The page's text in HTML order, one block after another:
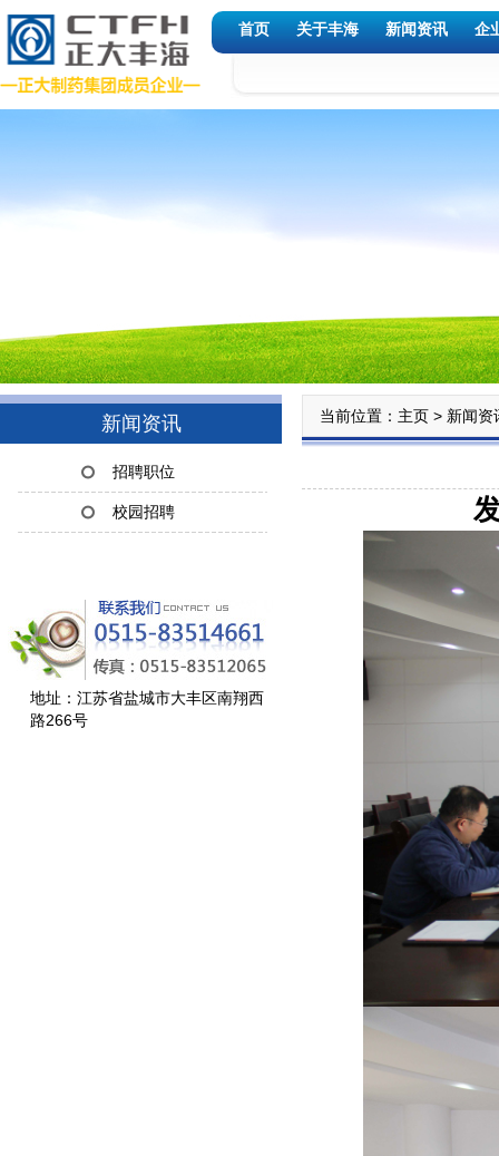
首页 关于丰海 新闻资讯 企
新闻资讯
招聘职位
校园招聘
地址：江苏省盐城市大丰区南翔西
路266号
当前位置： 主页 > 新闻资